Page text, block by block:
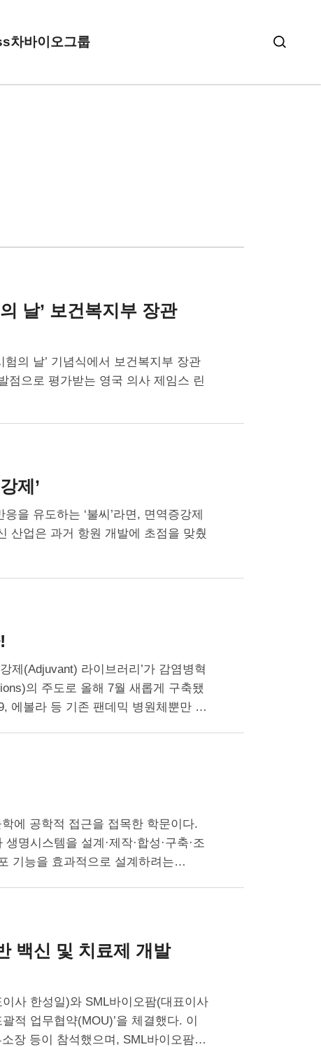
차바이오그룹
날’ 보건복지부 장관
의 날’ 기념식에서 보건복지부 장관
점으로 평가받는 영국 의사 제임스 린
제’
을 유도하는 ‘불씨’라면, 면역증강제
산업은 과거 항원 개발에 초점을 맞췄
제(Adjuvant) 라이브러리’가 감염병혁
의 주도로 올해 7월 새롭게 구축됐
에볼라 등 기존 팬데믹 병원체뿐만 아
에 공학적 접근을 접목한 학문이다.
명시스템을 설계·제작·합성·구축·조
기능을 효과적으로 설계하려는…
백신 및 치료제 개발
사 한성일)와 SML바이오팜(대표이사
적 업무협약(MOU)’을 체결했다. 이
장 등이 참석했으며, SML바이오팜에